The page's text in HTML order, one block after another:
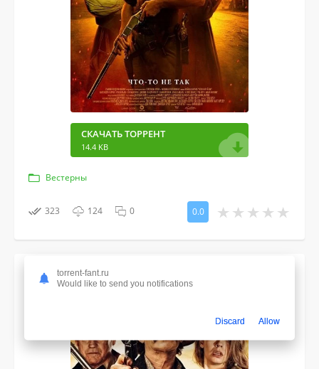
СКАЧАТЬ ТОРРЕНТ
14.4 KB
Вестерны
323 124 0 0.0
Похороните их поглубже (2025)
torrent-fant.ru
Would like to send you notifications
Discard Allow